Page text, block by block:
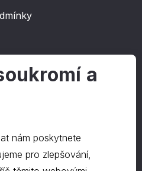
a
nám poskytnete
pro zlepšování,